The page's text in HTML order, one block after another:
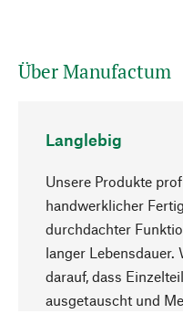
Über Manufactum
Langlebig
Unsere Produkte
handwerklicher
durchdachter
langer Lebensdauer.
darauf, dass
ausgetauscht und